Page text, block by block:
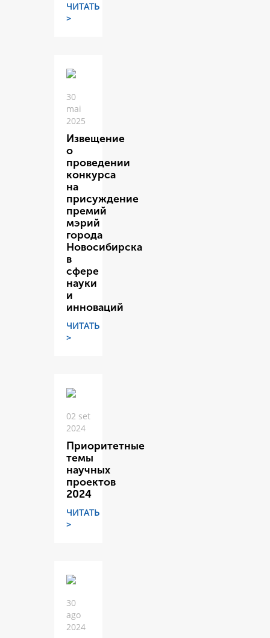
ЧИТАТЬ
>
30
mai
2025
Извещение
о
проведении
конкурса
на
присуждение
премий
мэрий
города
Новосибирска
в
сфере
науки
и
инноваций
ЧИТАТЬ
>
02 set
2024
Приоритетные
темы
научных
проектов
2024
ЧИТАТЬ
>
30
ago
2024